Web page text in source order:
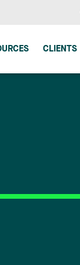
CLIENTS